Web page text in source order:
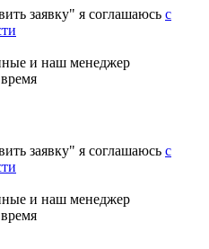
заявку" я соглашаюсь с
и наш менеджер
заявку" я соглашаюсь с
и наш менеджер